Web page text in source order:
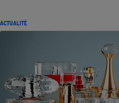
ACTUALITÉ